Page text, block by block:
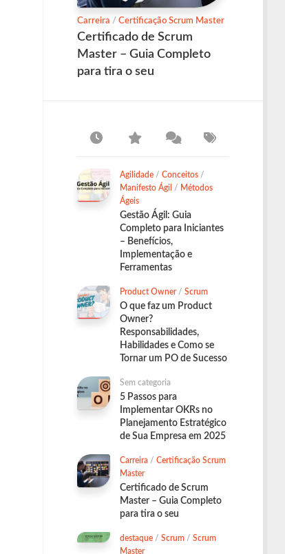
Carreira / Certificação Scrum Master
Certificado de Scrum
Master – Guia Completo
para tira o seu
Agilidade / Conceitos /
Manifesto Ágil / Métodos
Ágeis
Gestão Ágil: Guia
Completo para Iniciantes
– Benefícios,
Implementação e
Ferramentas
Product Owner/ Scrum
O que faz um Product
Owner?
Responsabilidades,
Habilidades e Como se
Tornar um PO de Sucesso
Sem categoria
5 Passos para
Implementar OKRs no
Planejamento Estratégico
de Sua Empresa em 2025
Carreira / Certificação Scrum
Master
Certificado de Scrum
Master – Guia Completo
para tira o seu
destaque / Scrum / Scrum
Master